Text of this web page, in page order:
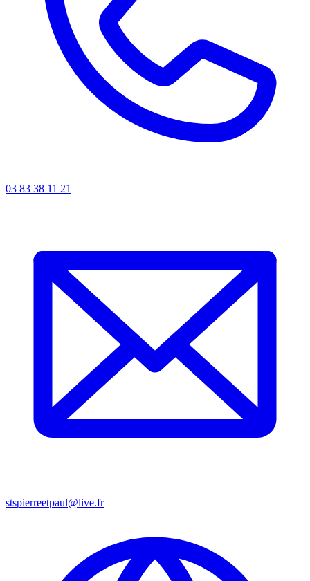
03 83 38 11 21
stspierreetpaul@live.fr